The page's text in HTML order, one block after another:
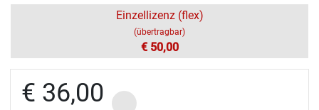
Einzellizenz (flex)
(übertragbar)
€ 50,00
€ 36,00